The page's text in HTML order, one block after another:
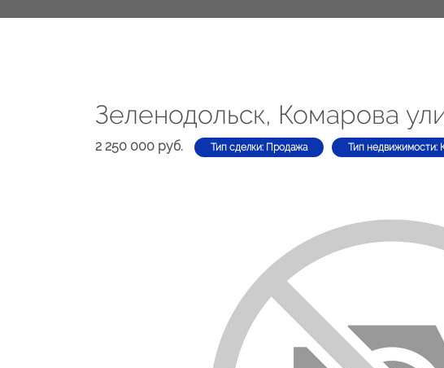
Зеленодольск, Комарова
2 250 000 руб. Тип сделки: Продажа Тип недвижимости: